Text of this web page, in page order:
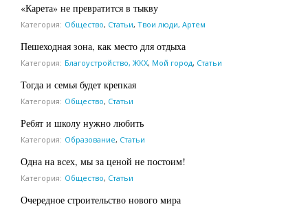
«Карета» не превратится в тыкву
Категория: Общество, Статьи, Твои люди, Артем
Пешеходная зона, как место для отдыха
Категория: Благоустройство, ЖКХ, Мой город, Статьи
Тогда и семья будет крепкая
Категория: Общество, Статьи
Ребят и школу нужно любить
Категория: Образование, Статьи
Одна на всех, мы за ценой не постоим!
Категория: Общество, Статьи
Очередное строительство нового мира